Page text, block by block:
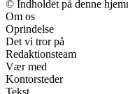
© Indholdet på denne
Om os
Oprindelse
Det vi tror på
Redaktionsteam
Vær med
Kontorsteder